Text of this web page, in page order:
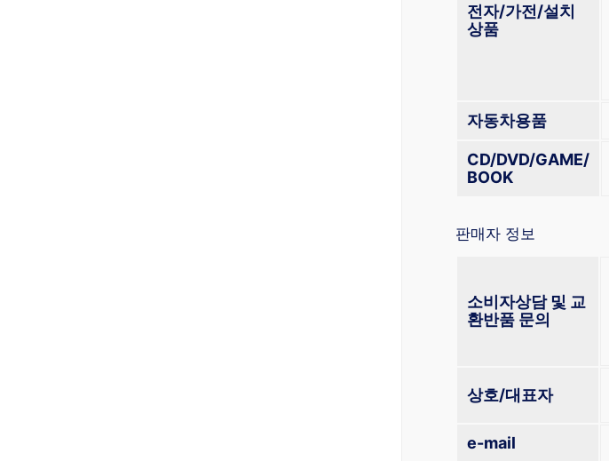
전자/가전/설치
상품
자동차용품
CD/DVD/GAME/
BOOK
판매자 정보
소비자상담 및 교
환반품 문의
상호/대표자
e-mail